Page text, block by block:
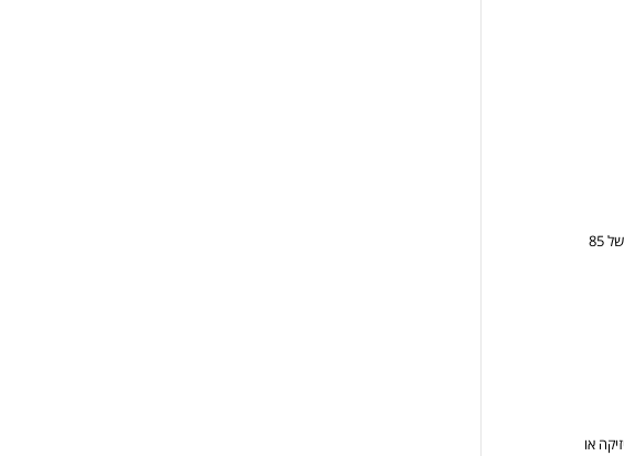
ציון 140 ומעלה בחלק הכמותי של הבחינה הפסיכומטרית, וגם ציון התאמה הנדסה שאינו נמוך ביותר מ-5 נקודות מהסף, וגם ציון ממוצע של 85
בבחינת הסיווג בפיזיקה או